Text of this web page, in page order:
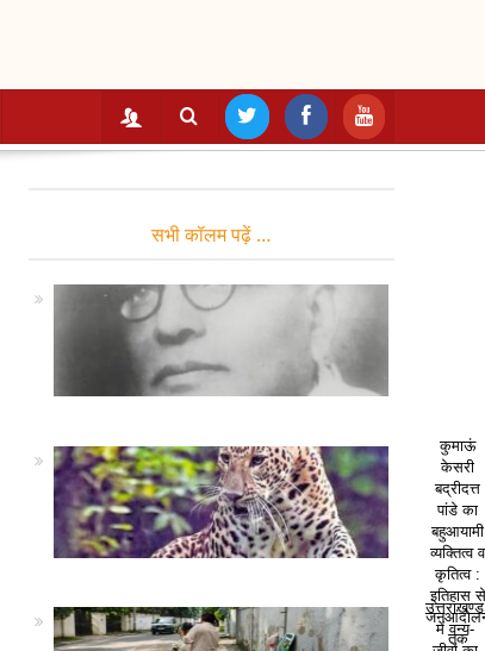
सभी कॉलम पढ़ें …
कुमाऊं
केसरी
बद्रीदत्त
पांडे का
बहुआयामी
व्यक्तित्व व
कृतित्व :
इतिहास से
तक
उत्तराखण्ड
में वन्य-